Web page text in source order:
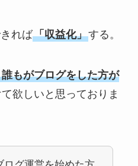
れば「収益化」する。
誰もがブログをした方が
欲しいと思っておりま